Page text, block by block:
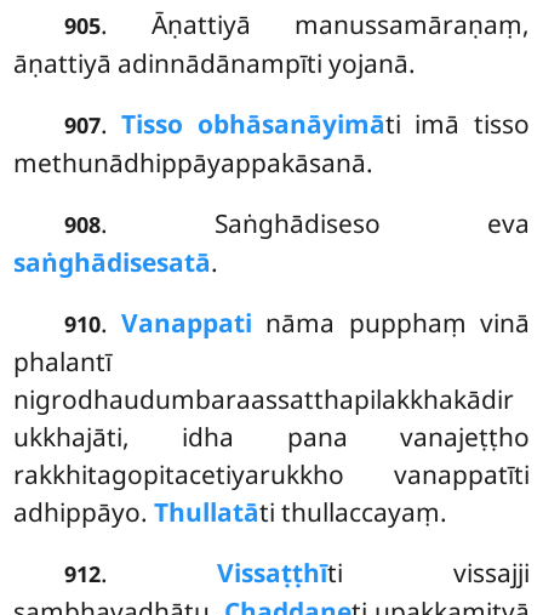
905. Āṇattiyā manussamāraṇaṃ,
āṇattiyā adinnādānampīti yojanā.
907.Tisso obhāsanāyimāti imā tisso
methunādhippāyappakāsanā.
908. Saṅghādiseso eva
saṅghādisesatā.
910.Vanappati nāma pupphaṃ vinā
phalantī
nigrodhaudumbaraassatthapilakkhakādir
ukkhajāti, idha pana vanajeṭṭho
rakkhitagopitacetiyarukkho vanappatīti
adhippāyo.Thullatāti thullaccayaṃ.
912.Vissaṭṭhīti vissajji